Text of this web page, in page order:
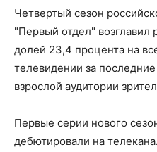
Четвертый сезон
"Первый отдел" возглавил
долей 23,4 процента на
телевидении за
взрослой аудитории
Первые серии нового
дебютировали на